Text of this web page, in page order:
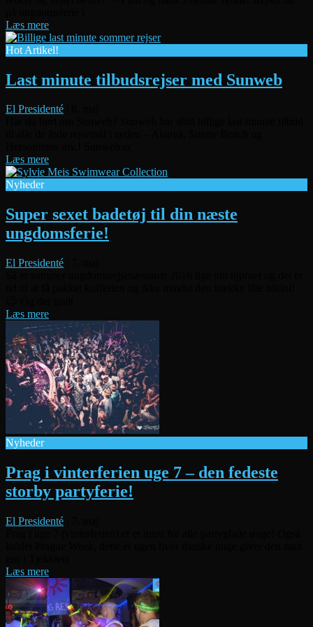
Læs mere
Hot Artikel!
Last minute tilbudsrejser med Sunweb
El Presidenté
Læs mere
Nyheder
Super sexet badetøj til din næste
ungdomsferie!
El Presidenté
Læs mere
Nyheder
Prag i vinterferien uge 7 – den fedeste
storby partyferie!
El Presidenté
Læs mere